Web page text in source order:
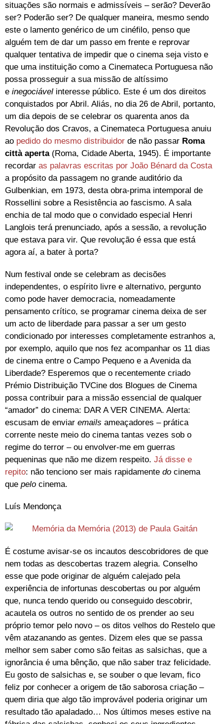
situações são normais e admissíveis – serão? Deverão
ser? Poderão ser? De qualquer maneira, mesmo sendo
este o lamento genérico de um cinéfilo, penso que
alguém tem de dar um passo em frente e reprovar
qualquer tentativa de impedir que o cinema seja visto e
que uma instituição como a Cinemateca Portuguesa não
possa prosseguir a sua missão de altíssimo
e inegociável interesse público. Este é um dos direitos
conquistados por Abril. Aliás, no dia 26 de Abril, portanto,
um dia depois de se celebrar os quarenta anos da
Revolução dos Cravos, a Cinemateca Portuguesa anuiu
ao pedido do mesmo distribuidor de não passar Roma
città aperta (Roma, Cidade Aberta, 1945). É importante
recordar as palavras escritas por João Bénard da Costa
a propósito da passagem no grande auditório da
Gulbenkian, em 1973, desta obra-prima intemporal de
Rossellini sobre a Resistência ao fascismo. A sala
enchia de tal modo que o convidado especial Henri
Langlois terá prenunciado, após a sessão, a revolução
que estava para vir. Que revolução é essa que está
agora aí, a bater à porta?
Num festival onde se celebram as decisões
independentes, o espírito livre e alternativo, pergunto
como pode haver democracia, nomeadamente
pensamento crítico, se programar cinema deixa de ser
um acto de liberdade para passar a ser um gesto
condicionado por interesses completamente estranhos a,
por exemplo, aquilo que nos fez acompanhar os 11 dias
de cinema entre o Campo Pequeno e a Avenida da
Liberdade? Esperemos que o recentemente criado
Prémio Distribuição TVCine dos Blogues de Cinema
possa contribuir para a missão essencial de qualquer
“amador” do cinema: DAR A VER CINEMA. Alerta:
escusam de enviar emails ameaçadores – prática
corrente neste meio do cinema tantas vezes sob o
regime do terror – ou envolver-me em guerras
pequeninas que não me dizem respeito. Já disse e
repito: não tenciono ser mais rapidamente do cinema
que pelo cinema.
Luís Mendonça
É costume avisar-se os incautos descobridores de que
nem todas as descobertas trazem alegria. Conselho
esse que pode originar de alguém calejado pela
experiência de infortunas descobertas ou por alguém
que, nunca tendo querido ou conseguido descobrir,
acautela os outros no sentido de os prender ao seu
próprio temor pelo novo – os ditos velhos do Restelo que
vêm atazanando as gentes. Dizem eles que se passa
melhor sem saber como são feitas as salsichas, que a
ignorância é uma bênção, que não saber traz felicidade.
Eu gosto de salsichas e, se souber o que levam, fico
feliz por conhecer a origem de tão saborosa criação –
quem diria que algo tão improvável poderia originar um
resultado tão apaladado… Nos últimos meses estive na